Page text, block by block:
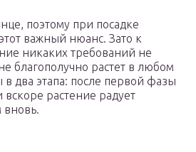
поэтому при посадке
важный нюанс. Зато к
никаких требований не
благополучно растет в любом
в два этапа: после первой фазы
растение радует